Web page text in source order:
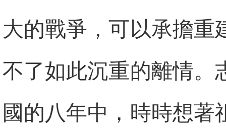
大的戰爭，可以承擔重
不了如此沉重的離情。
國的八年中，時時想著